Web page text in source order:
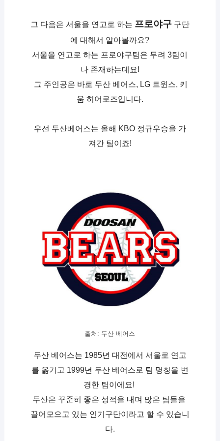
그 다음은 서울을 연고로 하는 프로야구 구단
에 대해서 알아볼까요?
서울을 연고로 하는 프로야구팀은 무려 3팀이
나 존재하는데요!
움 히어로즈입니다.
우선 두산베어스는 올해 KBO 정규우승을 가
져간 팀이죠!
출처: 두산 베어스
두산 베어스는 1985년 대전에서 서울로 연고
를 옮기고 1999년 두산 베어스로 팀 명칭을 변
경한 팀이에요!
두산은 꾸준히 좋은 성적을 내며 많은 팀들을
끌어모으고 있는 인기구단이라고 할 수 있습니
다.